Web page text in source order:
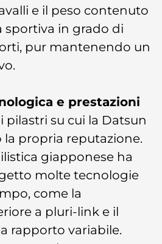
e il peso contenuto
sportiva in grado di
pur mantenendo un
e prestazioni
pilastri su cui la Datsun
la propria reputazione.
giapponese ha
molte tecnologie
come la
a pluri-link e il
rapporto variabile.